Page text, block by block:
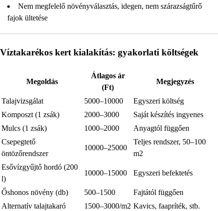
Nem megfelelő növényválasztás, idegen, nem szárazságtűrő
fajok ültetése
Víztakarékos kert kialakítás: gyakorlati költségek
Megoldás
Átlagos ár
(Ft)
Megjegyzés
Talajvizsgálat 5000–10000
Egyszeri költség
Komposzt (1 zsák)
2000–3000
Saját készítés ingyenes
Mulcs (1 zsák)
1000–2000
Anyagtól függően
Csepegtető
öntözőrendszer
10000–25000
Teljes rendszer, 50–100
m2
Esővízgyűjtő hordó (200
l)
10000–15000 Egyszeri befektetés
Őshonos növény (db) 500–1500
Fajtától függően
Alternatív talajtakaró
1500–3000/m2 Kavics, faapríték, stb.